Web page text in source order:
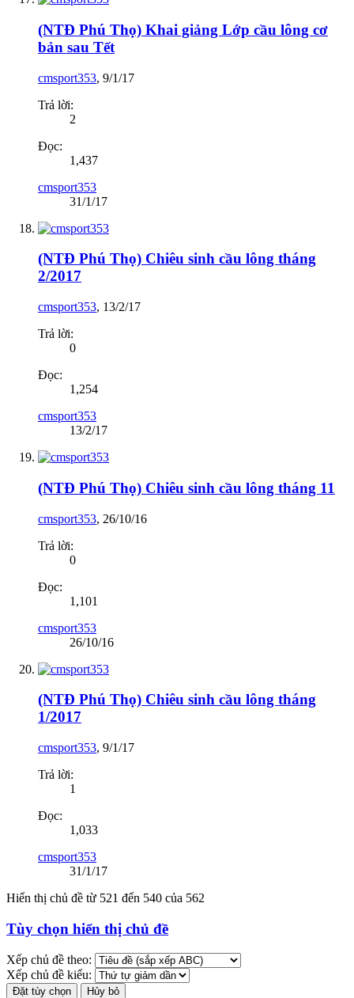
(NTĐ Phú Thọ) Khai giảng Lớp cầu lông cơ
bản sau Tết
cmsport353, 9/1/17
Trả lời:
2
Đọc:
1,437
cmsport353
31/1/17
(NTĐ Phú Thọ) Chiêu sinh cầu lông tháng
2/2017
cmsport353, 13/2/17
Trả lời:
0
Đọc:
1,254
cmsport353
13/2/17
(NTĐ Phú Thọ) Chiêu sinh cầu lông tháng 11
cmsport353, 26/10/16
Trả lời:
0
Đọc:
1,101
cmsport353
26/10/16
(NTĐ Phú Thọ) Chiêu sinh cầu lông tháng
1/2017
cmsport353, 9/1/17
Trả lời:
1
Đọc:
1,033
cmsport353
31/1/17
Hiển thị chủ đề từ 521 đến 540 của 562
Tùy chọn hiển thị chủ đề
Xếp chủ đề theo:
Xếp chủ đề kiểu: